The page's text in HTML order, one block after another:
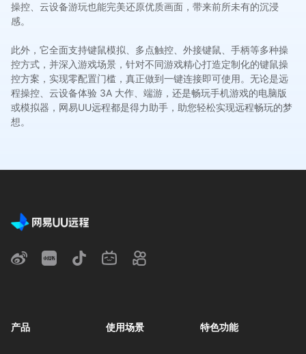
操控、云设备游玩也能完美还原优质画面，带来前所未有的沉浸
感。
此外，它全面支持键鼠模拟、多点触控、外接键鼠、手柄等多种操
控方式，并深入游戏场景，针对不同游戏精心打造定制化的键鼠操
控方案，实现零配置门槛，真正做到一键连接即可使用。无论是远
程操控、云设备体验 3A 大作、端游，还是畅玩手机游戏的电脑版
或模拟器，网易UU远程都是得力助手，助您轻松实现远程畅玩的梦
想。
产品 使用场景 特色功能